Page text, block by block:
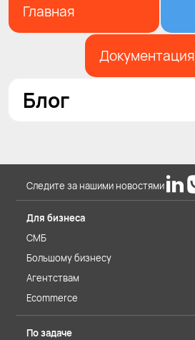
Главная
Документация
Блог
Следите за нашими новостями
Для бизнеса
СМБ
Большому бизнесу
Агентствам
Ecommerce
По задаче